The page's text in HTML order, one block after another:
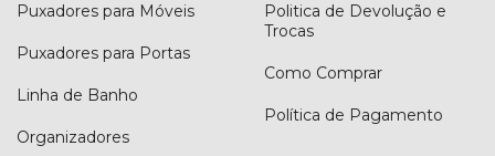
Puxadores para Móveis
Puxadores para Portas
Linha de Banho
Organizadores
Politica de Devolução e
Trocas
Como Comprar
Política de Pagamento